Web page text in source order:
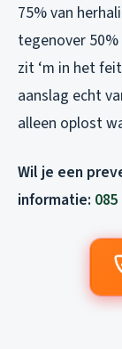
75% van
tegenover
zit ‘m in het
aanslag echt
alleen oplost
Wil je een
informatie: